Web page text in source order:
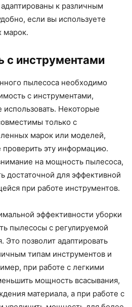
к различным
если вы используете
марок.
с инструментами
пылесоса необходимо
с инструментами,
Некоторые
только с
марок или моделей,
проверить эту информацию.
на мощность пылесоса,
достаточной для эффективной
при работе инструментов.
эффективности уборки
пылесосы с регулируемой
позволит адаптировать
типам инструментов и
при работе с легкими
мощность всасывания,
материала, а при работе с